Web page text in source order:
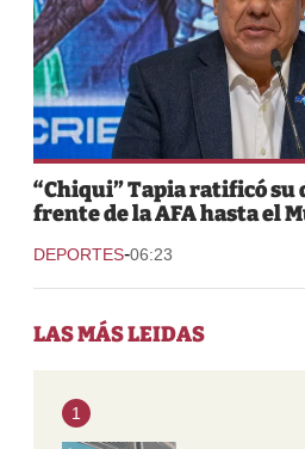
“Chiqui” Tapia ratificó su
frente de la AFA hasta el
DEPORTES-06:23
LAS MÁS LEIDAS
1